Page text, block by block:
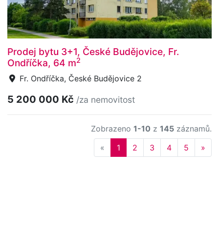
Prodej bytu 3+1, České Budějovice, Fr.
Ondříčka, 64 m2
Fr. Ondříčka, České Budějovice 2
5 200 000 Kč /za nemovitost
Zobrazeno 1-10 z 145 záznamů.
« Previous
1 2 3 4 5 »